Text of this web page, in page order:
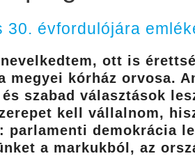
30. évfordulójára
ott is
megyei kórház orvosa.
szabad választások
kell vállalnom,
parlamenti demokrácia
a markukból, az